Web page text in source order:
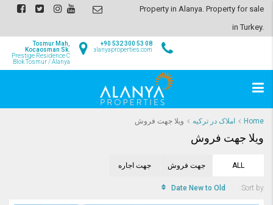
Property in Alanya. Property for sale
in Turkey.
Tosmur Mah,
Kocaosman Sk.
Prestige Residence C
Blok Tosmur / Alanya
+90 532 300 53 08
info@alanyaproperties.com
Home املاک در ترکیه ویلا جهت فروش
ویلا جهت فروش
ALL جهت فروش جهت اجاره
Sort by:
Date New to Old